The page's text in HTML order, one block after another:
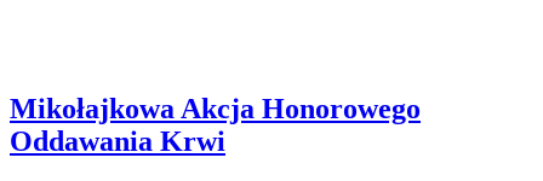
Mikołajkowa Akcja Honorowego
Oddawania Krwi